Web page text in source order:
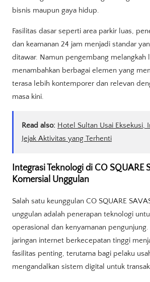
bisnis maupun gaya hidup.
Fasilitas dasar seperti area parkir luas,
dan keamanan 24 jam menjadi standar
ditawar. Namun pengembang melangkah
menambahkan berbagai elemen yang
terasa lebih kontemporer dan relevan
masa kini.
Read also: Hotel Sultan Usai Eksekusi,
Jejak Aktivitas yang Terhenti
Integrasi Teknologi di CO SQUARE
Komersial Unggulan
Salah satu keunggulan CO SQUARE
unggulan adalah penerapan teknologi
operasional dan kenyamanan
jaringan internet berkecepatan tinggi
fasilitas penting, terutama bagi pelaku
mengandalkan sistem digital untuk